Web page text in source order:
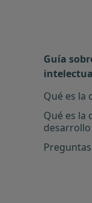
Guía
Qué es la
Qué es la
desarrollo